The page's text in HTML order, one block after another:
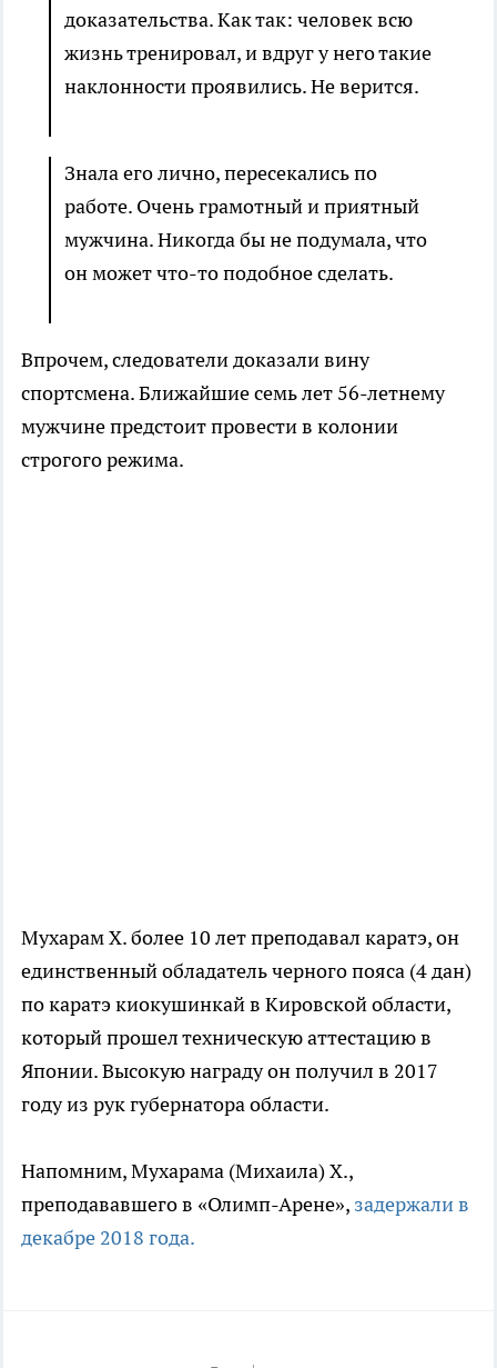
доказательства. Как так: человек всю
жизнь тренировал, и вдруг у него такие
наклонности проявились. Не верится.
Знала его лично, пересекались по
работе. Очень грамотный и приятный
мужчина. Никогда бы не подумала, что
он может что-то подобное сделать.
Впрочем, следователи доказали вину
спортсмена. Ближайшие семь лет 56-летнему
мужчине предстоит провести в колонии
строгого режима.
Мухарам Х. более 10 лет преподавал каратэ, он
единственный обладатель черного пояса (4 дан)
по каратэ киокушинкай в Кировской области,
который прошел техническую аттестацию в
Японии. Высокую награду он получил в 2017
году из рук губернатора области.
Напомним, Мухарама (Михаила) Х.,
преподававшего в «Олимп-Арене», задержали в
декабре 2018 года.